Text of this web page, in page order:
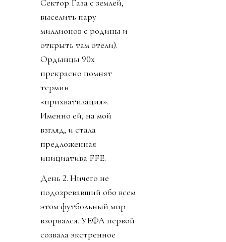
Сектор Газа с землей,
выселить пару
миллионов с родины и
открыть там отели).
Ордынцы 90х
прекрасно помнят
термин
«прихватизация».
Именно ей, на мой
взгляд, и стала
предложенная
инициатива FFE.
День 2. Ничего не
подозревавший обо всем
этом футбольный мир
взорвался. УЕФА первой
созвала экстренное